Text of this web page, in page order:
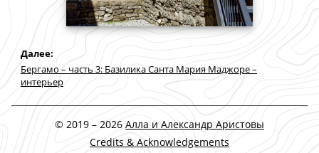
Дaлее:
Бергамо – часть 3: Базилика Санта Мария Маджоре –
интерьер
© 2019 – 2026 Алла и Александр Аристовы
Credits & Acknowledgements